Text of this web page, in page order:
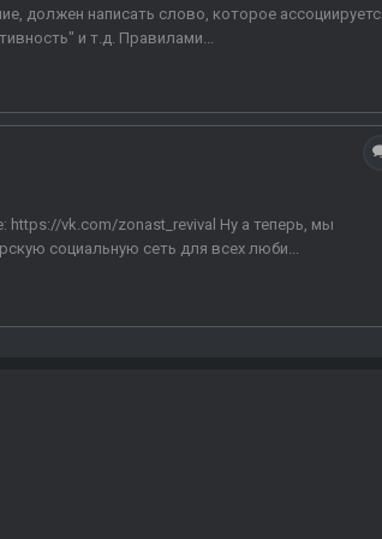
должен написать слово, которое
и т.д. Правилами...
https://vk.com/zonast_revival Ну а теперь, мы
социальную сеть для всех люби...